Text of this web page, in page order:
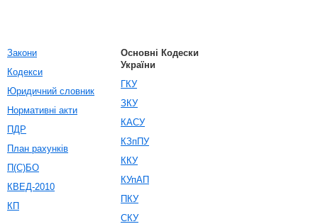
Закони
Кодекси
Юридичний словник
Нормативні акти
ПДР
План рахунків
П(С)БО
КВЕД-2010
КП
Основні Кодески
України
ГКУ
ЗКУ
КАСУ
КЗпПУ
ККУ
КУпАП
ПКУ
СКУ